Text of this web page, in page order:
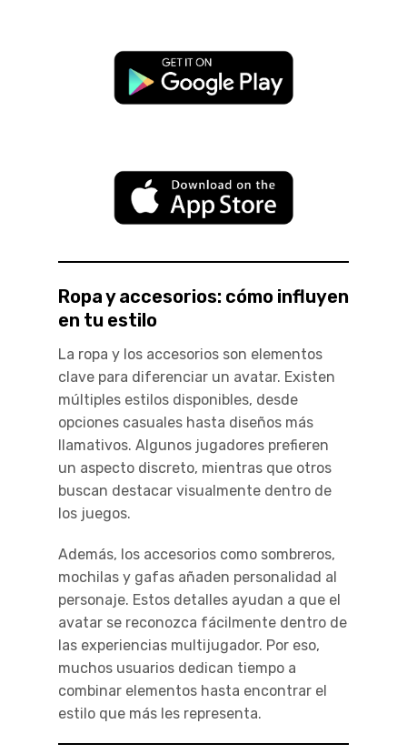
Ropa y accesorios: cómo influyen
en tu estilo
La ropa y los accesorios son elementos
clave para diferenciar un avatar. Existen
múltiples estilos disponibles, desde
opciones casuales hasta diseños más
llamativos. Algunos jugadores prefieren
un aspecto discreto, mientras que otros
buscan destacar visualmente dentro de
los juegos.
Además, los accesorios como sombreros,
mochilas y gafas añaden personalidad al
personaje. Estos detalles ayudan a que el
avatar se reconozca fácilmente dentro de
las experiencias multijugador. Por eso,
muchos usuarios dedican tiempo a
combinar elementos hasta encontrar el
estilo que más les representa.